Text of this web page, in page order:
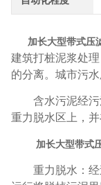
加长大型带式压
建筑打桩泥浆处
的分离。城市污
含水污泥经污泥
重力脱水区上，
加长大型带式
重力脱水：经过